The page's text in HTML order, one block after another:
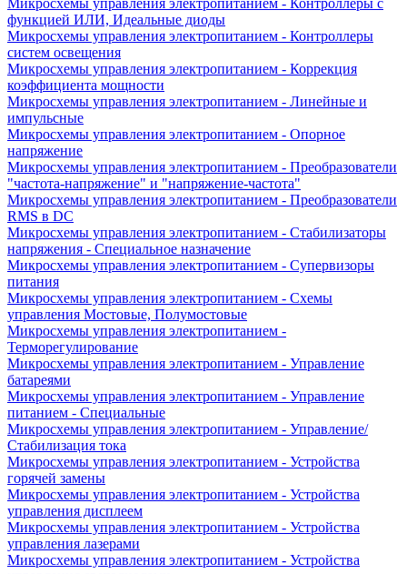
Микросхемы управления электропитанием - Контроллеры с
функцией ИЛИ, Идеальные диоды
Микросхемы управления электропитанием - Контроллеры
систем освещения
Микросхемы управления электропитанием - Коррекция
коэффициента мощности
Микросхемы управления электропитанием - Линейные и
импульсные
Микросхемы управления электропитанием - Опорное
напряжение
Микросхемы управления электропитанием - Преобразователи
"частота-напряжение" и "напряжение-частота"
Микросхемы управления электропитанием - Преобразователи
RMS в DC
Микросхемы управления электропитанием - Стабилизаторы
напряжения - Специальное назначение
Микросхемы управления электропитанием - Супервизоры
питания
Микросхемы управления электропитанием - Схемы
управления Мостовые, Полумостовые
Микросхемы управления электропитанием -
Терморегулирование
Микросхемы управления электропитанием - Управление
батареями
Микросхемы управления электропитанием - Управление
питанием - Специальные
Микросхемы управления электропитанием - Управление/
Стабилизация тока
Микросхемы управления электропитанием - Устройства
горячей замены
Микросхемы управления электропитанием - Устройства
управления дисплеем
Микросхемы управления электропитанием - Устройства
управления лазерами
Микросхемы управления электропитанием - Устройства